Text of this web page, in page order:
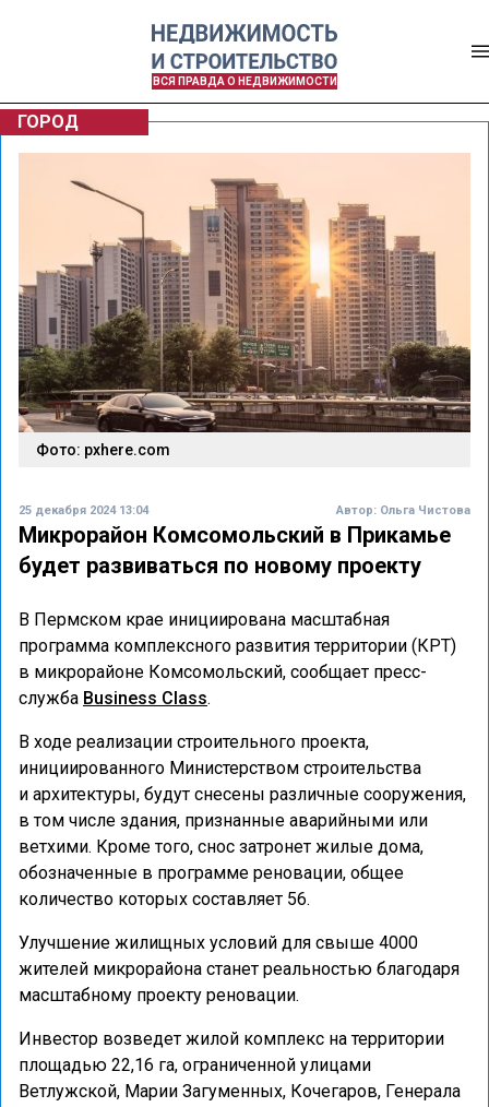
ВСЯ ПРАВДА О НЕДВИЖИМОСТИ
ГОРОД
Фото: pxhere.com
25 декабря 2024 13:04 Автор: Ольга Чистова
Микрорайон Комсомольский в Прикамье
будет развиваться по новому проекту
В Пермском крае инициирована масштабная
программа комплексного развития территории (КРТ)
в микрорайоне Комсомольский, сообщает пресс-
служба Business Class.
В ходе реализации строительного проекта,
инициированного Министерством строительства
и архитектуры, будут снесены различные сооружения,
в том числе здания, признанные аварийными или
ветхими. Кроме того, снос затронет жилые дома,
обозначенные в программе реновации, общее
количество которых составляет 56.
Улучшение жилищных условий для свыше 4000
жителей микрорайона станет реальностью благодаря
масштабному проекту реновации.
Инвестор возведет жилой комплекс на территории
площадью 22,16 га, ограниченной улицами
Ветлужской, Марии Загуменных, Кочегаров, Генерала